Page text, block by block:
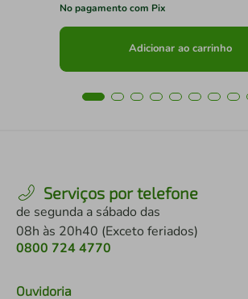
No pagamento com Pix
Adicionar ao carrinho
Serviços por telefone
de segunda a sábado das
08h às 20h40 (Exceto feriados)
0800 724 4770
Ouvidoria